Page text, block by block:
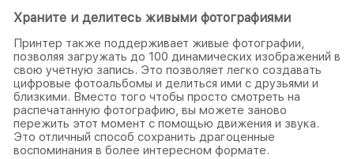
Храните и делитесь живыми фотографиями
Принтер также поддерживает живые фотографии,
позволяя загружать до 100 динамических изображений в
свою учетную запись. Это позволяет легко создавать
цифровые фотоальбомы и делиться ими с друзьями и
близкими. Вместо того чтобы просто смотреть на
распечатанную фотографию, вы можете заново
пережить этот момент с помощью движения и звука.
Это отличный способ сохранить драгоценные
воспоминания в более интересном формате.